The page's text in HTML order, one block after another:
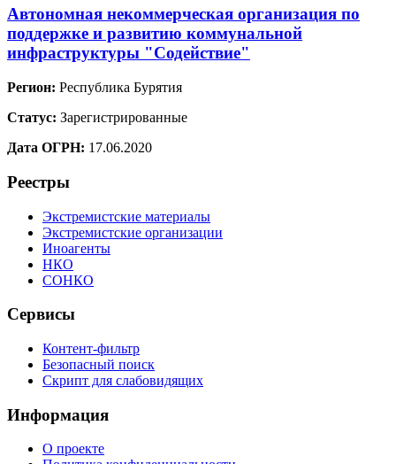
Автономная некоммерческая организация по
поддержке и развитию коммунальной
инфраструктуры "Содействие"
Регион: Республика Бурятия
Статус: Зарегистрированные
Дата ОГРН: 17.06.2020
Реестры
Экстремистские материалы
Экстремистские организации
Иноагенты
НКО
СОНКО
Сервисы
Контент-фильтр
Безопасный поиск
Скрипт для слабовидящих
Информация
О проекте